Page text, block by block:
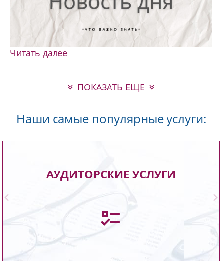
Читать далее
ПОКАЗАТЬ ЕЩЕ
Наши самые популярные услуги:
АУДИТОРСКИЕ УСЛУГИ
бухгалтерской, финансовой отчетности,
Подробнее